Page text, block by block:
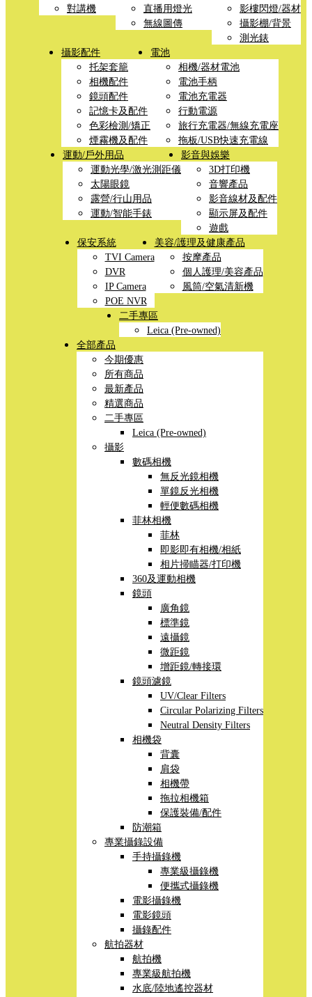
對講機
直播用燈光
無線圖傳
影樓閃燈/器材
攝影棚/背景
測光錶
攝影配件
托架套籠
相機配件
鏡頭配件
記憶卡及配件
色彩檢測/矯正
煙霧機及配件
電池
相機/器材電池
電池手柄
電池充電器
行動電源
旅行充電器/無線充電座
拖板/USB快速充電線
運動/戶外用品
運動光學/激光測距儀
太陽眼鏡
露營/行山用品
運動/智能手錶
影音與娛樂
3D打印機
音響產品
影音線材及配件
顯示屏及配件
遊戲
保安系統
TVI Camera
DVR
IP Camera
POE NVR
美容/護理及健康產品
按摩產品
個人護理/美容產品
風筒/空氣清新機
二手專區
Leica (Pre-owned)
全部產品
今期優惠
所有商品
最新產品
精選商品
二手專區
Leica (Pre-owned)
攝影
數碼相機
無反光鏡相機
單鏡反光相機
輕便數碼相機
菲林相機
菲林
即影即有相機/相紙
相片掃瞄器/打印機
360及運動相機
鏡頭
廣角鏡
標準鏡
遠攝鏡
微距鏡
增距鏡/轉接環
鏡頭濾鏡
UV/Clear Filters
Circular Polarizing Filters
Neutral Density Filters
相機袋
背囊
肩袋
相機帶
拖拉相機箱
保護裝備/配件
防潮箱
專業攝錄設備
手持攝錄機
專業級攝錄機
便攜式攝錄機
電影攝錄機
電影鏡頭
攝錄配件
航拍器材
航拍機
專業級航拍機
水底/陸地遙控器材